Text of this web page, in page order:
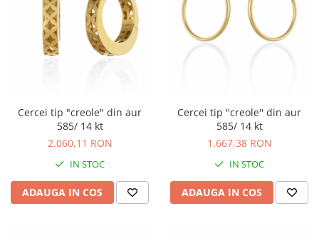
Cercei tip "creole" din aur
585/ 14 kt
2.060,11 RON
IN STOC
ADAUGA IN COS
Cercei tip ''creole'' din aur
585/ 14 kt
1.667,38 RON
IN STOC
ADAUGA IN COS